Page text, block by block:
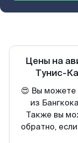
Цены на
Тунис-
😍 Вы можете
из
Также вы
обратно,